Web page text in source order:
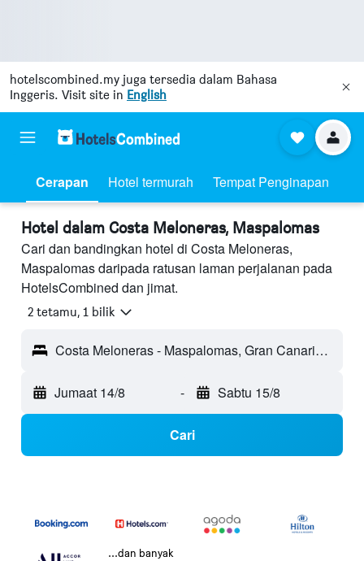
hotelscombined.my juga tersedia dalam Bahasa
Inggeris. Visit site in English
Cerapan Hotel termurah Tempat Penginapan
Hotel dalam Costa Meloneras, Maspalomas
Cari dan bandingkan hotel di Costa Meloneras,
Maspalomas daripada ratusan laman perjalanan pada
HotelsCombined dan jimat.
2 tetamu, 1 bilik
Costa Meloneras - Maspalomas, Gran Canaria, Sepanyol
Jumaat 14/8 - Sabtu 15/8
Cari
...dan banyak